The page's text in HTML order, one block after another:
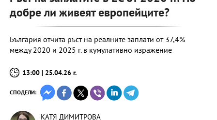
добре ли живеят европейците?
България отчита ръст на реалните заплати от 37,4%
между 2020 и 2025 г. в кумулативно изражение
13:00 | 25.04.26 г.
СПОДЕЛИ:
КАТЯ ДИМИТРОВА